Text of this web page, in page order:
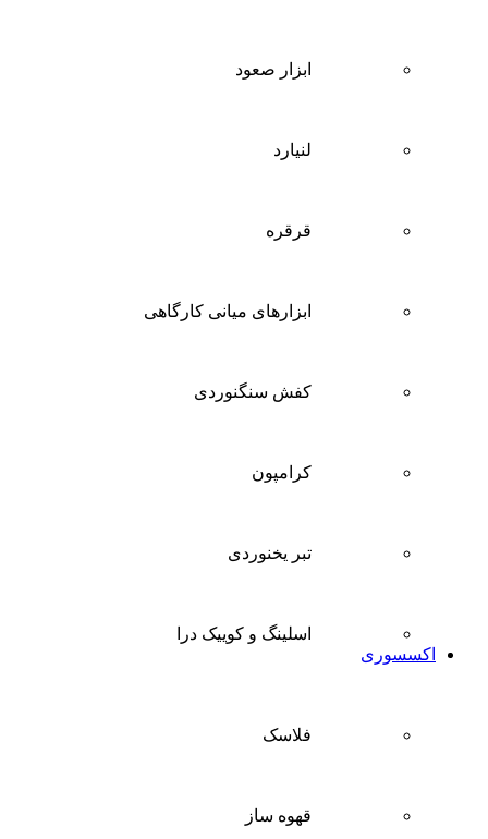
ابزار صعود
لنیارد
قرقره
ابزارهای میانی کارگاهی
کفش سنگنوردی
کرامپون
تبر یخنوردی
اسلینگ و کوییک درا
اکسسوری
فلاسک
قهوه ساز